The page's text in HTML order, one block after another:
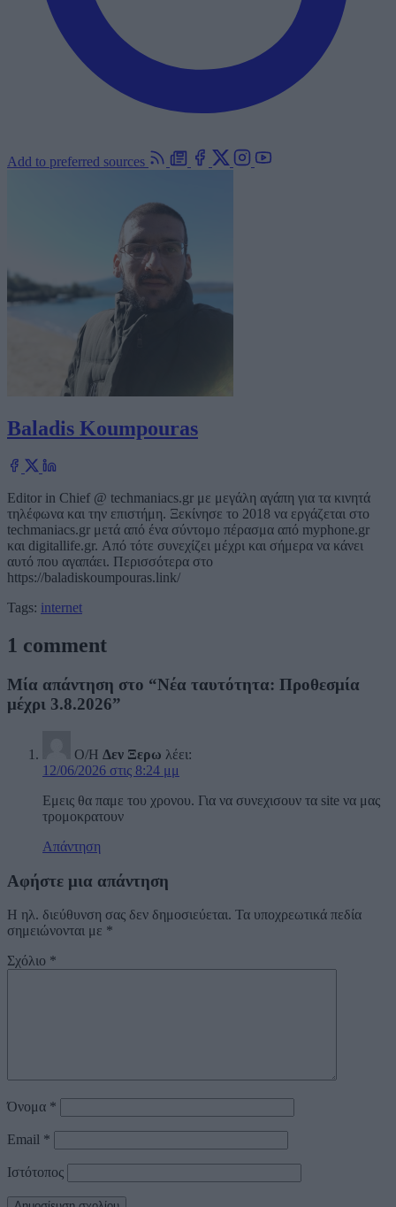
Add to preferred sources
Baladis Koumpouras
Editor in Chief @ techmaniacs.gr με μεγάλη αγάπη για τα κινητά
τηλέφωνα και την επιστήμη. Ξεκίνησε το 2018 να εργάζεται στο
techmaniacs.gr μετά από ένα σύντομο πέρασμα από myphone.gr
και digitallife.gr. Από τότε συνεχίζει μέχρι και σήμερα να κάνει
αυτό που αγαπάει. Περισσότερα στο
https://baladiskoumpouras.link/
Tags: internet
1 comment
Μία απάντηση στο “Νέα ταυτότητα: Προθεσμία
μέχρι 3.8.2026”
Ο/Η Δεν Ξερω λέει:
12/06/2026 στις 8:24 μμ
Εμεις θα παμε του χρονου. Για να συνεχισουν τα site να μας
τρομοκρατουν
Απάντηση
Αφήστε μια απάντηση
Η ηλ. διεύθυνση σας δεν δημοσιεύεται. Τα υποχρεωτικά πεδία
σημειώνονται με *
Σχόλιο *
Όνομα *
Email *
Ιστότοπος